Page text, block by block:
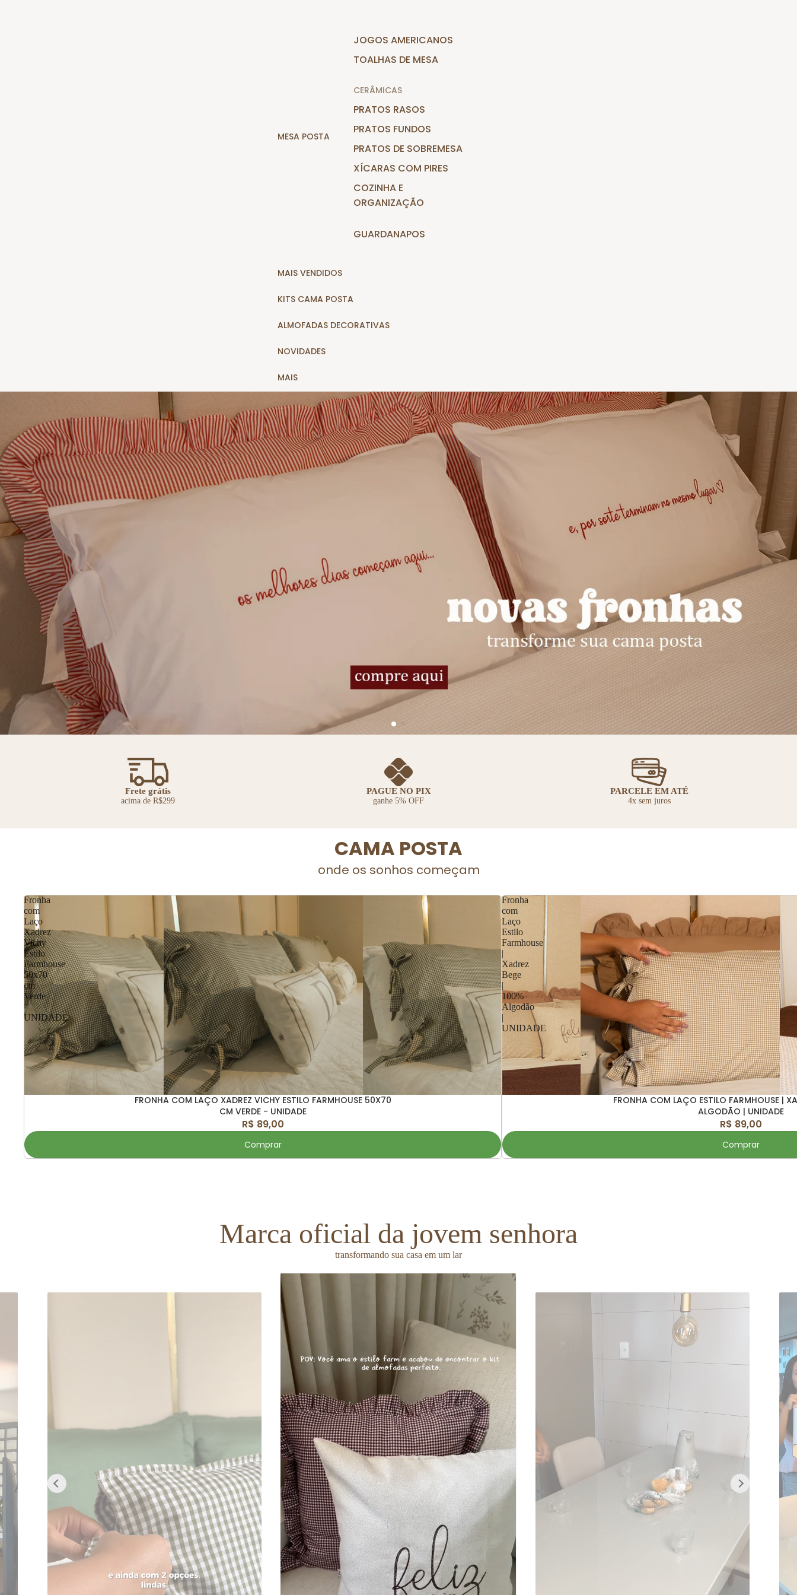
MESA POSTA
JOGOS AMERICANOS
TOALHAS DE MESA
CERÂMICAS
PRATOS RASOS
PRATOS FUNDOS
PRATOS DE SOBREMESA
XÍCARAS COM PIRES
COZINHA E
ORGANIZAÇÃO
GUARDANAPOS
MAIS VENDIDOS
KITS CAMA POSTA
ALMOFADAS DECORATIVAS
NOVIDADES
MAIS
Frete grátis
acima de R$299
PAGUE NO PIX
ganhe 5% OFF
PARCELE EM ATÉ
4x sem juros
CAMA POSTA
onde os sonhos começam
Fronha
com
Laço
Xadrez
Vichy
Estilo
Farmhouse
50x70
cm
Verde
-
UNIDADE
FRONHA COM LAÇO XADREZ VICHY ESTILO FARMHOUSE 50X70
CM VERDE - UNIDADE
R$ 89,00
Comprar
Fronha
com
Laço
Estilo
Farmhouse
|
Xadrez
Bege
|
100%
Algodão
|
UNIDADE
FRONHA COM LAÇO ESTILO FARMHOUSE |
ALGODÃO | UNIDADE
R$ 89,00
Comprar
Marca oficial da jovem senhora
transformando sua casa em um lar